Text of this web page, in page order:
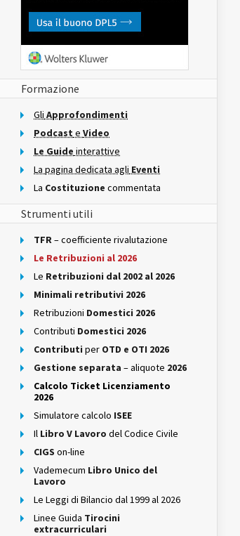
Formazione
Gli Approfondimenti
Podcast e Video
Le Guide interattive
La pagina dedicata agli Eventi
La Costituzione commentata
Strumenti utili
TFR– coefficiente rivalutazione
Le Retribuzioni al 2026
Le Retribuzioni dal 2002 al 2026
Minimali retributivi 2026
Retribuzioni Domestici 2026
Contributi Domestici 2026
Contributi per OTD e OTI 2026
Gestione separata – aliquote 2026
Calcolo Ticket Licenziamento
2026
Simulatore calcolo ISEE
Il Libro V Lavoro del Codice Civile
CIGS on-line
Vademecum Libro Unico del
Lavoro
Le Leggi di Bilancio dal 1999 al 2026
Linee Guida Tirocini
extracurriculari